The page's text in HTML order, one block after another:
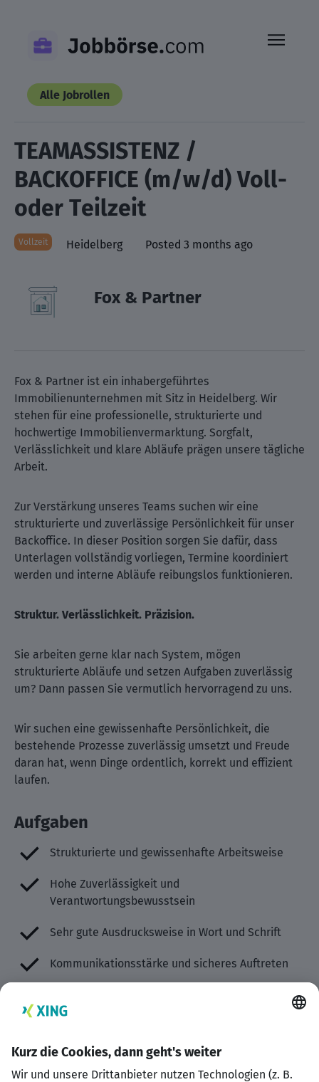
content
Alle Jobrollen
TEAMASSISTENZ /
BACKOFFICE (m/w/d) Voll-
oder Teilzeit
Vollzeit Heidelberg Posted 3 months ago
Fox & Partner
Fox & Partner ist ein inhabergeführtes
Immobilienunternehmen mit Sitz in Heidelberg. Wir
stehen für eine professionelle, strukturierte und
hochwertige Immobilienvermarktung. Sorgfalt,
Verlässlichkeit und klare Abläufe prägen unsere tägliche
Arbeit.
Zur Verstärkung unseres Teams suchen wir eine
strukturierte und zuverlässige Persönlichkeit für unser
Backoffice. In dieser Position sorgen Sie dafür, dass
Unterlagen vollständig vorliegen, Termine koordiniert
werden und interne Abläufe reibungslos funktionieren.
Struktur. Verlässlichkeit. Präzision.
Sie arbeiten gerne klar nach System, mögen
strukturierte Abläufe und setzen Aufgaben zuverlässig
um? Dann passen Sie vermutlich hervorragend zu uns.
Wir suchen eine gewissenhafte Persönlichkeit, die
bestehende Prozesse zuverlässig umsetzt und Freude
daran hat, wenn Dinge ordentlich, korrekt und effizient
laufen.
Aufgaben
Strukturierte und gewissenhafte Arbeitsweise
Hohe Zuverlässigkeit und
Verantwortungsbewusstsein
Sehr gute Ausdrucksweise in Wort und Schrift
Kommunikationsstärke und sicheres Auftreten
Freude an Ordnung, Klarheit und festen Abläufen
Auge für Ästhetik, Design und hochwertige
Präsentation